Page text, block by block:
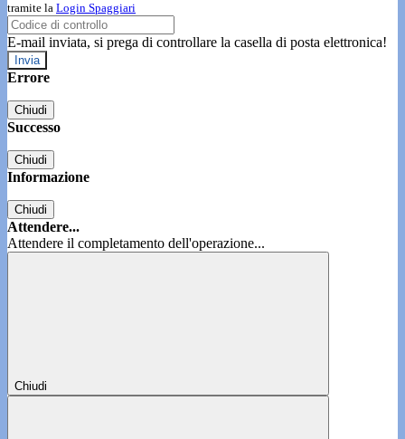
tramite la Login Spaggiari
E-mail inviata, si prega di controllare la casella di posta elettronica!
Errore
Chiudi
Successo
Chiudi
Informazione
Chiudi
Attendere...
Attendere il completamento dell'operazione...
Chiudi